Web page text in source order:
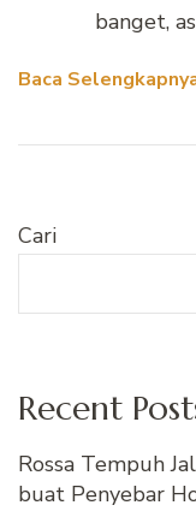
banget,
Baca
Cari
Recent
Rossa Tempuh
buat Penyebar